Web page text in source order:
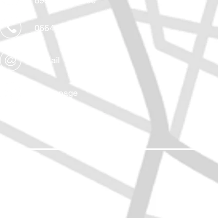
0664 / 8228015
E-Mail
Homepage